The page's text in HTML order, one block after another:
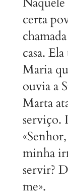
certa
casa.
Maria
ouvia a
Marta
serviço.
minha
servir?
me».